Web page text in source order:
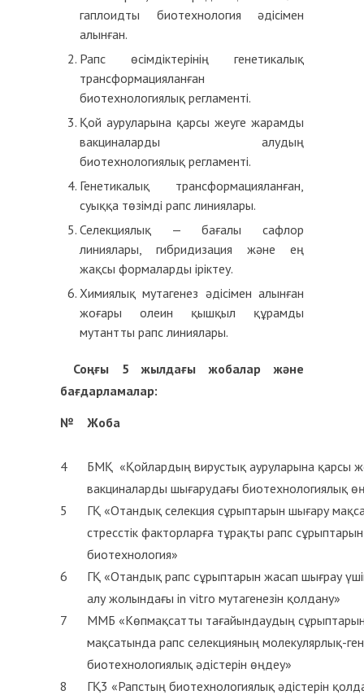
гаплоидты биотехнология әдісімен
алынған.
Рапс өсімдіктерінің генетикалық
трансформацияланған
биотехнологиялық регламенті.
Қой ауруларына қарсы жеуге жарамды
вакциналарды алудың
биотехнологиялық регламенті.
Генетикалық трансформацияланған,
суыққа төзімді рапс линиялары.
Селекциялық — бағалы сафлор
линиялары, гибридизация және ең
жақсы формаларды іріктеу.
Химиялық мутагенез әдісімен алынған
жоғары олеин қышқыл құрамды
мутантты рапс линиялары.
Соңғы 5 жылдағы жобалар және
бағдарламалар:
№
Жоба
4
БМҚ «Қойлардың вирустық ауруларына қарсы
вакциналарды шығарудағы биотехнологиялық
5
ГҚ «Отандық селекция сұрыптарын шығару
стресстік факторларға тұрақты рапс
биотехнология»
6
ГҚ «Отандық рапс сұрыптарын жасап шығрау
алу жолындағы in vitro мутагенезін қолдану»
7
ММБ «Көпмақсатты тағайындаудың
мақсатында рапс селекцияның молекулярлық-
биотехнологиялық әдістерін өңдеу»
8
ГҚ3 «Рапстың биотехнологиялық әдістерін